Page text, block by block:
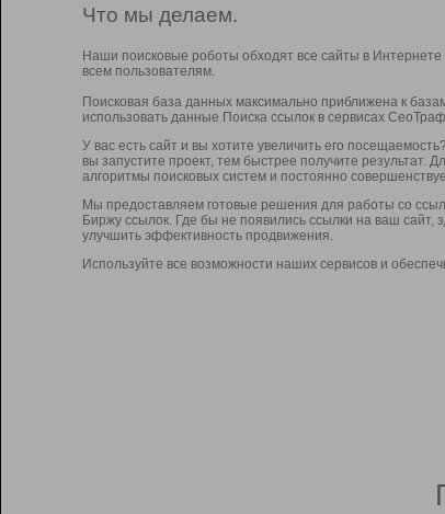
Что мы делаем.
Наши поисковые роботы обходят все сайты в
всем пользователям.
Поисковая база данных максимально приближена к
использовать данные Поиска ссылок в сервисах
У вас есть сайт и вы хотите увеличить его
вы запустите проект, тем быстрее получите
алгоритмы поисковых систем и постоянно
Мы предоставляем готовые решения для работы со
Биржу ссылок. Где бы не появились ссылки на ваш
улучшить эффективность продвижения.
Используйте все возможности наших сервисов и